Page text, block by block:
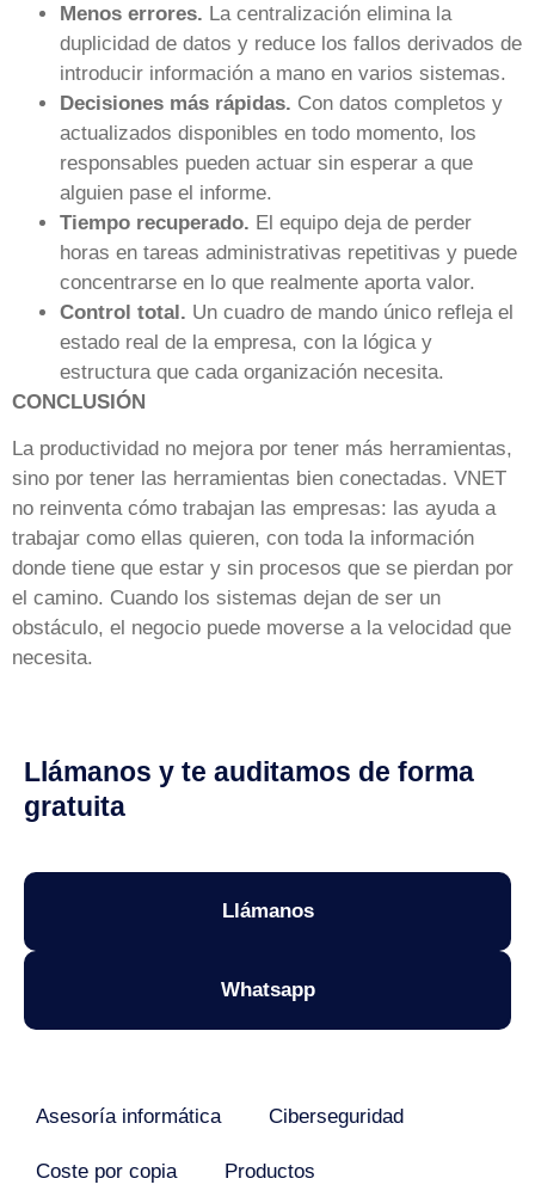
Menos errores. La centralización elimina la
duplicidad de datos y reduce los fallos derivados de
introducir información a mano en varios sistemas.
Decisiones más rápidas. Con datos completos y
actualizados disponibles en todo momento, los
responsables pueden actuar sin esperar a que
alguien pase el informe.
Tiempo recuperado. El equipo deja de perder
horas en tareas administrativas repetitivas y puede
concentrarse en lo que realmente aporta valor.
Control total. Un cuadro de mando único refleja el
estado real de la empresa, con la lógica y
estructura que cada organización necesita.
CONCLUSIÓN
La productividad no mejora por tener más herramientas,
sino por tener las herramientas bien conectadas. VNET
no reinventa cómo trabajan las empresas: las ayuda a
trabajar como ellas quieren, con toda la información
donde tiene que estar y sin procesos que se pierdan por
el camino. Cuando los sistemas dejan de ser un
obstáculo, el negocio puede moverse a la velocidad que
necesita.
Llámanos y te auditamos de forma
gratuita
Llámanos
Whatsapp
Asesoría informática Ciberseguridad
Coste por copia Productos